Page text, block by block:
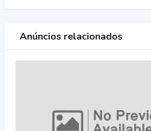
Anúncios relacionados